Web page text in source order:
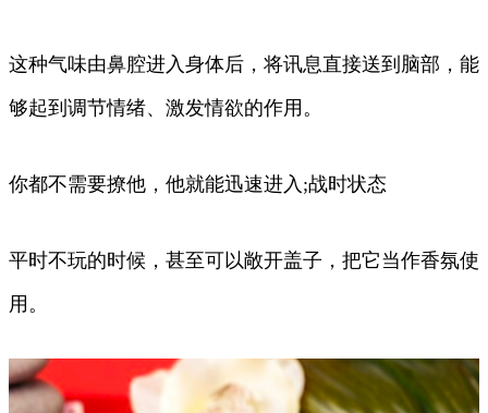
这种气味由鼻腔进入身体后，将讯息直接送到脑部，能
够起到调节情绪、激发情欲的作用。
你都不需要撩他，他就能迅速进入;战时状态
平时不玩的时候，甚至可以敞开盖子，把它当作香氛使
用。